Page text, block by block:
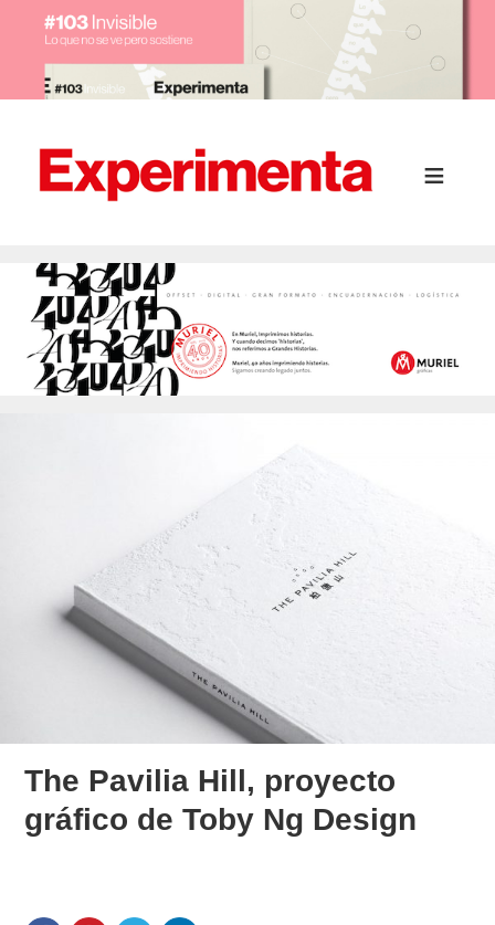
The Pavilia Hill, proyecto
gráfico de Toby Ng Design